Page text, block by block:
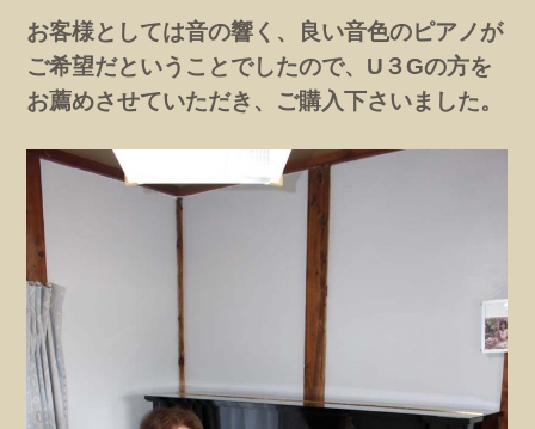
お客様としては音の響く、良い音色のピアノが
ご希望だということでしたので、U３Gの方を
お薦めさせていただき、ご購入下さいました。